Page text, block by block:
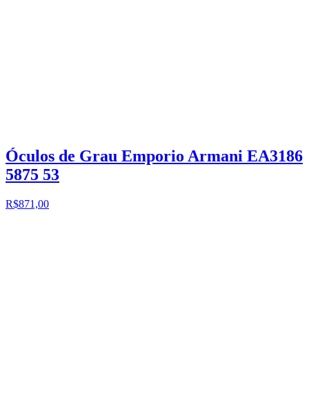
Óculos de Grau Emporio Armani EA3186
5875 53
R$871,00